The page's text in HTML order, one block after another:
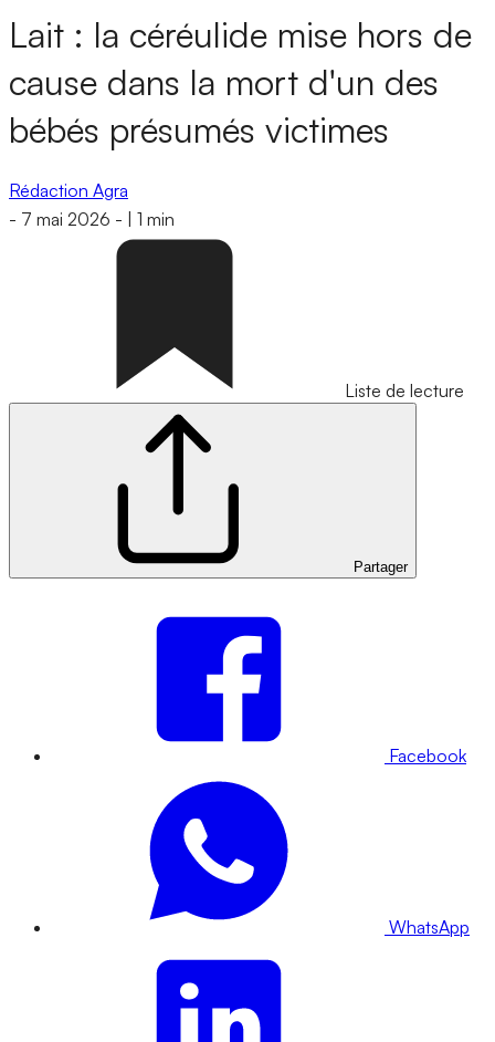
Lait : la céréulide mise hors de
cause dans la mort d'un des
bébés présumés victimes
Rédaction Agra
- 7 mai 2026 - 1 min
Liste de lecture
Partager
Facebook
WhatsApp